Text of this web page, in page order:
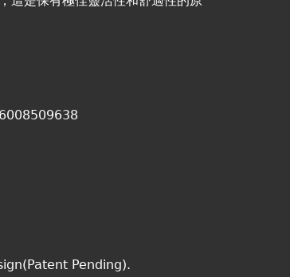
Pending).